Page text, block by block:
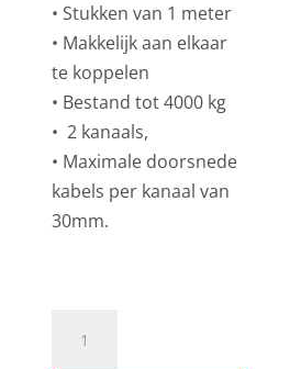
• Stukken van 1 meter
• Makkelijk aan elkaar
te koppelen
• Bestand tot 4000 kg
• 2 kanaals,
• Maximale doorsnede
kabels per kanaal van
30mm.